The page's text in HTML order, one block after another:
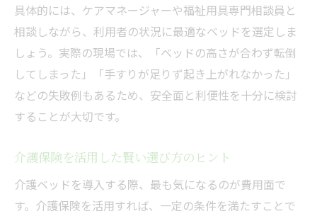
具体的には、ケアマネージャーや福祉用具専門相談員と
相談しながら、利用者の状況に最適なベッドを選定しま
しょう。実際の現場では、「ベッドの高さが合わず転倒
してしまった」「手すりが足りず起き上がれなかった」
などの失敗例もあるため、安全面と利便性を十分に検討
することが大切です。
介護保険を活用した賢い選び方のヒント
介護ベッドを導入する際、最も気になるのが費用面で
す。介護保険を活用すれば、一定の条件を満たすことで